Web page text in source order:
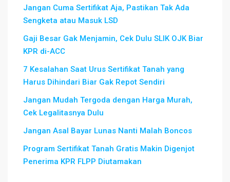
Jangan Cuma Sertifikat Aja, Pastikan Tak Ada
Sengketa atau Masuk LSD
Gaji Besar Gak Menjamin, Cek Dulu SLIK OJK Biar
KPR di-ACC
7 Kesalahan Saat Urus Sertifikat Tanah yang
Harus Dihindari Biar Gak Repot Sendiri
Jangan Mudah Tergoda dengan Harga Murah,
Cek Legalitasnya Dulu
Jangan Asal Bayar Lunas Nanti Malah Boncos
Program Sertifikat Tanah Gratis Makin Digenjot
Penerima KPR FLPP Diutamakan